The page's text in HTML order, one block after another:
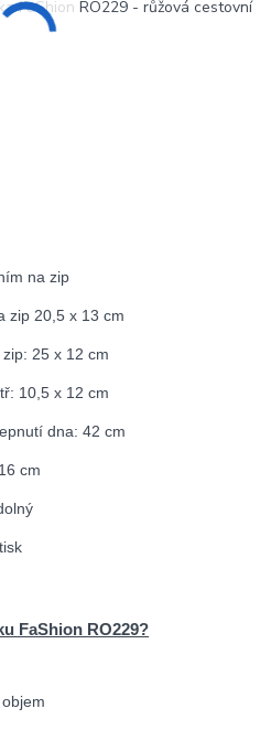
na zip
zip 20,5 x 13 cm
25 x 12 cm
10,5 x 12 cm
dna: 42 cm
cm
FaShion RO229?